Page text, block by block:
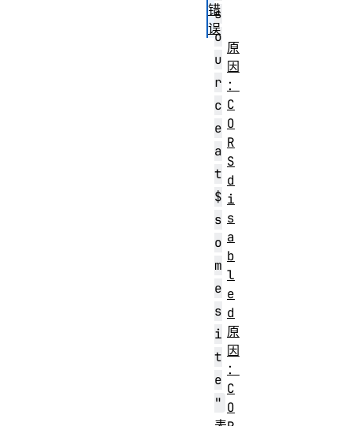
s
o
u
r
c
e
a
t
$
s
o
m
e
s
i
t
e
"
错
误
原
因
：
C
O
R
S
d
i
s
a
b
l
e
d
原
因
：
C
O